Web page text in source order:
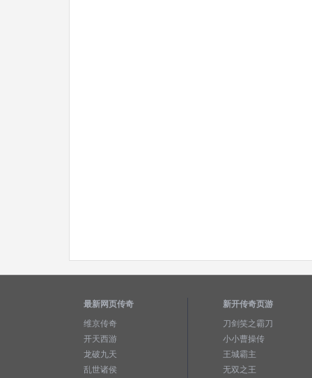
最新网页传奇
维京传奇
开天西游
龙破九天
乱世诸侯
新开传奇页游
刀剑笑之霸刀
小小曹操传
王城霸主
无双之王